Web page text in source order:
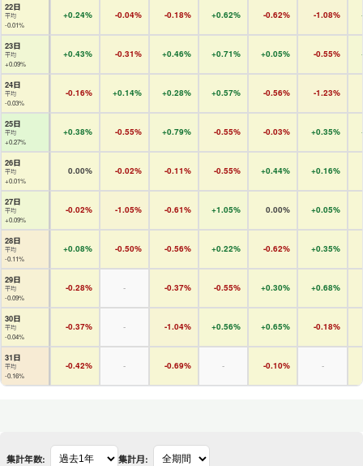
22日
平均
-0.01%
+0.24% -0.04% -0.18% +0.62% -0.62% -1.08%
23日
平均
+0.09%
+0.43% -0.31% +0.46% +0.71% +0.05% -0.55%
24日
平均
-0.03%
-0.16% +0.14% +0.28% +0.57% -0.56% -1.23%
25日
平均
+0.27%
+0.38% -0.55% +0.79% -0.55% -0.03% +0.35%
26日
平均
+0.01%
0.00% -0.02% -0.11% -0.55% +0.44% +0.16%
27日
平均
+0.09%
-0.02% -1.05% -0.61% +1.05% 0.00% +0.05%
28日
平均
-0.11%
+0.08% -0.50% -0.56% +0.22% -0.62% +0.35%
29日
平均
-0.09%
-0.28% - -0.37% -0.55% +0.30% +0.68%
30日
平均
-0.04%
-0.37% - -1.04% +0.56% +0.65% -0.18%
31日
平均
-0.16%
-0.42% - -0.69% - -0.10% -
集計年数: 集計月: